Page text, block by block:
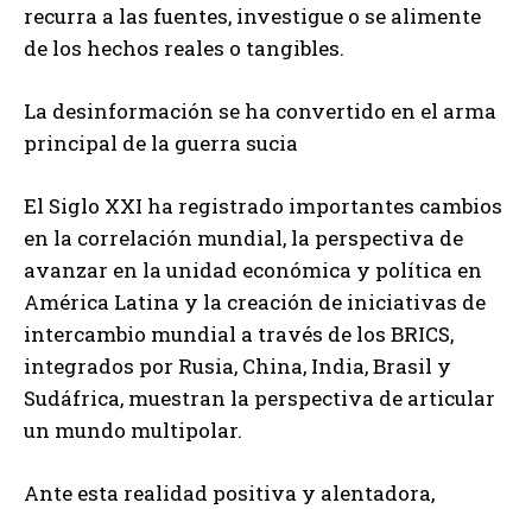
recurra a las fuentes, investigue o se alimente
de los hechos reales o tangibles.
La desinformación se ha convertido en el arma
principal de la guerra sucia
El Siglo XXI ha registrado importantes cambios
en la correlación mundial, la perspectiva de
avanzar en la unidad económica y política en
América Latina y la creación de iniciativas de
intercambio mundial a través de los BRICS,
integrados por Rusia, China, India, Brasil y
Sudáfrica, muestran la perspectiva de articular
un mundo multipolar.
Ante esta realidad positiva y alentadora,